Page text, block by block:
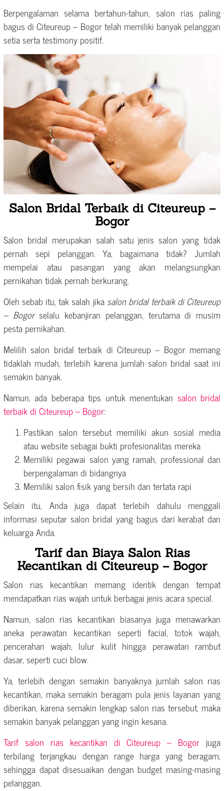
Berpengalaman selama bertahun-tahun, salon rias paling
bagus di Citeureup – Bogor telah memiliki banyak pelanggan
setia serta testimony positif.
Salon Bridal Terbaik di Citeureup –
Bogor
Salon bridal merupakan salah satu jenis salon yang tidak
pernah sepi pelanggan. Ya, bagaimana tidak? Jumlah
mempelai atau pasangan yang akan melangsungkan
pernikahan tidak pernah berkurang.
Oleh sebab itu, tak salah jika salon bridal terbaik di Citeureup
– Bogorselalu kebanjiran pelanggan, terutama di musim
pesta pernikahan.
Melilih salon bridal terbaik di Citeureup – Bogor memang
tidaklah mudah, terlebih karena jumlah salon bridal saat ini
semakin banyak.
Namun, ada beberapa tips untuk menentukan salon bridal
terbaik di Citeureup – Bogor:
Pastikan salon tersebut memiliki akun sosial media
atau website sebagai bukti profesionalitas mereka
Memiliki pegawai salon yang ramah, professional dan
berpengalaman di bidangnya
Memiliki salon fisik yang bersih dan tertata rapi
Selain itu, Anda juga dapat terlebih dahulu menggali
informasi seputar salon bridal yang bagus dari kerabat dan
keluarga Anda.
Tarif dan Biaya Salon Rias
Kecantikan di Citeureup – Bogor
Salon rias kecantikan memang identik dengan tempat
mendapatkan rias wajah untuk berbagai jenis acara special.
Namun, salon rias kecantikan biasanya juga menawarkan
aneka perawatan kecantikan seperti facial, totok wajah,
pencerahan wajah, lulur kulit hingga perawatan rambut
dasar, seperti cuci blow.
Ya, terlebih dengan semakin banyaknya jumlah salon rias
kecantikan, maka semakin beragam pula jenis layanan yang
diberikan, karena semakin lengkap salon rias tersebut, maka
semakin banyak pelanggan yang ingin kesana.
Tarif salon rias kecantikan di Citeureup – Bogor juga
terbilang terjangkau dengan range harga yang beragam,
sehingga dapat disesuaikan dengan budget masing-masing
pelanggan.